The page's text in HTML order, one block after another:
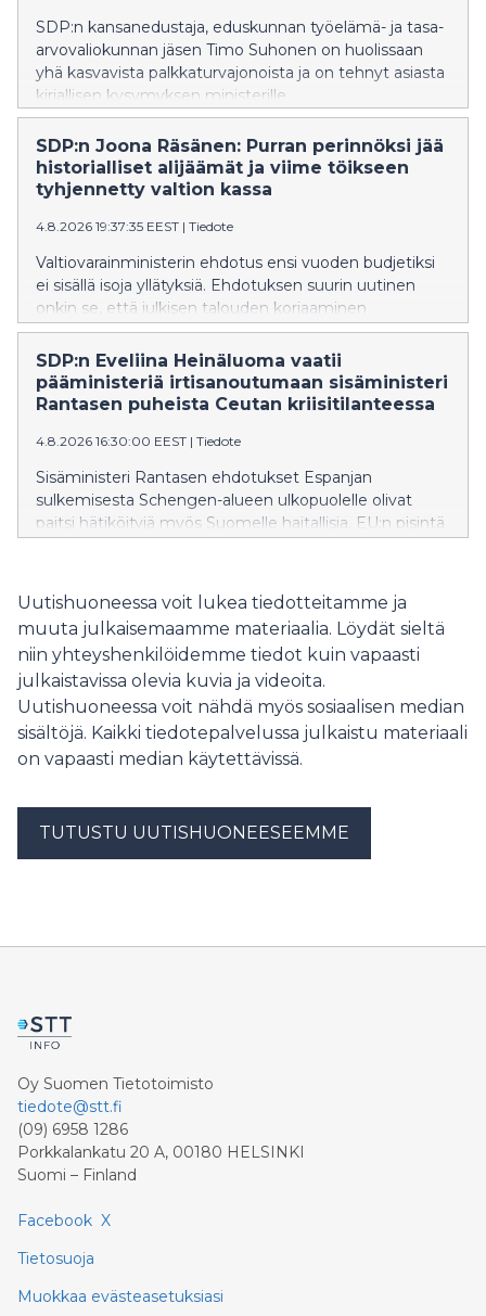
SDP:n kansanedustaja, eduskunnan työelämä- ja tasa-
arvovaliokunnan jäsen Timo Suhonen on huolissaan
yhä kasvavista palkkaturvajonoista ja on tehnyt asiasta
kirjallisen kysymyksen ministerille.
SDP:n Joona Räsänen: Purran perinnöksi jää
historialliset alijäämät ja viime töikseen
tyhjennetty valtion kassa
4.8.2026 19:37:35 EEST | Tiedote
Valtiovarainministerin ehdotus ensi vuoden budjetiksi
ei sisällä isoja yllätyksiä. Ehdotuksen suurin uutinen
onkin se, että julkisen talouden korjaaminen
työnnetään seuraavan hallituksen syliin, SDP:n Joona
Räsänen toteaa.
SDP:n Eveliina Heinäluoma vaatii
pääministeriä irtisanoutumaan sisäministeri
Rantasen puheista Ceutan kriisitilanteessa
4.8.2026 16:30:00 EEST | Tiedote
Sisäministeri Rantasen ehdotukset Espanjan
sulkemisesta Schengen-alueen ulkopuolelle olivat
paitsi hätiköityjä myös Suomelle haitallisia. EU:n pisintä
rajaturvallisuuden vaikeissa oloissa.
Uutishuoneessa voit lukea tiedotteitamme ja
muuta julkaisemaamme materiaalia. Löydät sieltä
niin yhteyshenkilöidemme tiedot kuin vapaasti
julkaistavissa olevia kuvia ja videoita.
Uutishuoneessa voit nähdä myös sosiaalisen median
sisältöjä. Kaikki tiedotepalvelussa julkaistu materiaali
on vapaasti median käytettävissä.
TUTUSTU UUTISHUONEESEEMME
Oy Suomen Tietotoimisto
tiedote@stt.fi
(09) 6958 1286
Porkkalankatu 20 A, 00180 HELSINKI
Suomi – Finland
Facebook X
Tietosuoja
Muokkaa evästeasetuksiasi